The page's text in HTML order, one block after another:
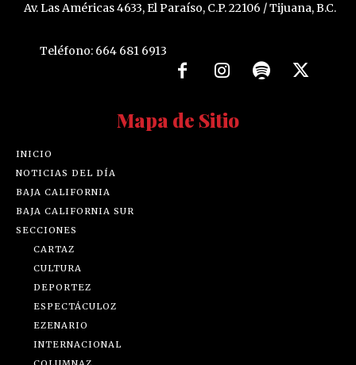
Av. Las Américas 4633, El Paraíso, C.P. 22106 / Tijuana, B.C.
Teléfono: 664 681 6913
Mapa de Sitio
INICIO
NOTICIAS DEL DÍA
BAJA CALIFORNIA
BAJA CALIFORNIA SUR
SECCIONES
CARTAZ
CULTURA
DEPORTEZ
ESPECTÁCULOZ
EZENARIO
INTERNACIONAL